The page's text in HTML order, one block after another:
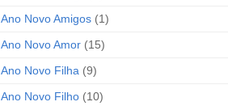
Ano Novo Amigos (1)
Ano Novo Amor (15)
Ano Novo Filha (9)
Ano Novo Filho (10)